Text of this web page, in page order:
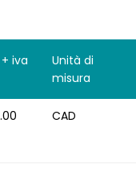
iva
Unità di
misura
CAD